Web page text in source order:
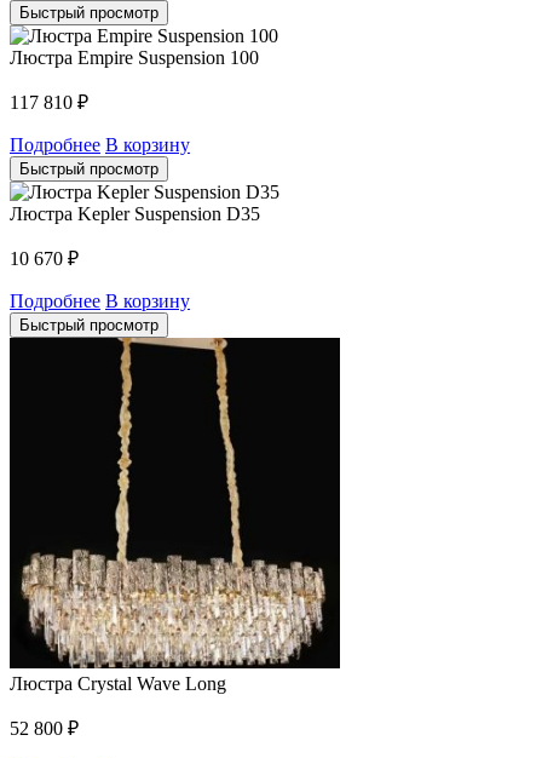
Быстрый просмотр
Люстра Empire Suspension 100
117 810 ₽
Подробнее В корзину
Быстрый просмотр
Люстра Kepler Suspension D35
10 670 ₽
Подробнее В корзину
Быстрый просмотр
Люстра Crystal Wave Long
52 800 ₽